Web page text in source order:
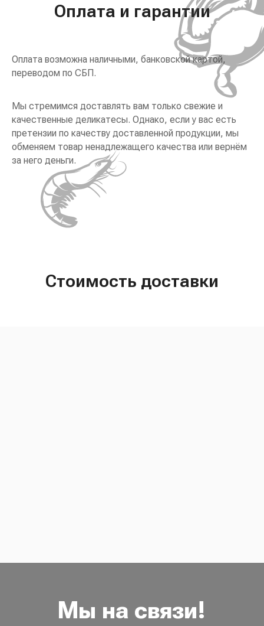
Оплата и гарантии
Оплата возможна наличными, банковской картой,
переводом по СБП.
Мы стремимся доставлять вам только свежие и
качественные деликатесы. Однако, если у вас есть
претензии по качеству доставленной продукции, мы
обменяем товар ненадлежащего качества или вернём
за него деньги.
Стоимость доставки
Мы на связи!